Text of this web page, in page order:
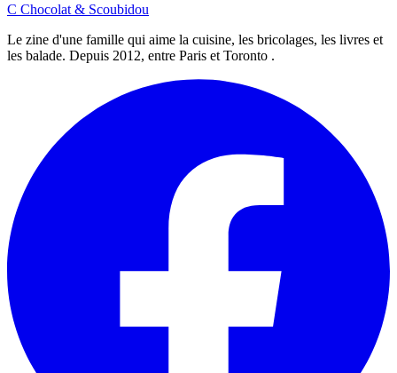
C Chocolat & Scoubidou
Le zine d'une famille qui aime la cuisine, les bricolages, les livres et
les balade. Depuis 2012, entre Paris et Toronto .